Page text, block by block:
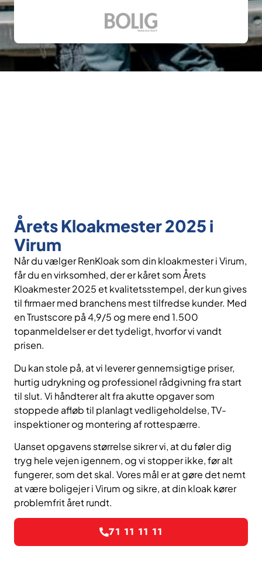
Årets Kloakmester 2025 i
Virum
Når du vælger RenKloak som din kloakmester i Virum,
får du en virksomhed, der er kåret som Årets
Kloakmester 2025 et kvalitetsstempel, der kun gives
til firmaer med branchens mest tilfredse kunder. Med
en Trustscore på 4,9/5 og mere end 1.500
topanmeldelser er det tydeligt, hvorfor vi vandt
prisen.
Du kan stole på, at vi leverer gennemsigtige priser,
hurtig udrykning og professionel rådgivning fra start
til slut. Vi håndterer alt fra akutte opgaver som
stoppede afløb til planlagt vedligeholdelse, TV-
inspektioner og montering af rottespærre.
Uanset opgavens størrelse sikrer vi, at du føler dig
tryg hele vejen igennem, og vi stopper ikke, før alt
fungerer, som det skal. Vores mål er at gøre det nemt
at være boligejer i Virum og sikre, at din kloak kører
problemfrit året rundt.
71 11 11 11